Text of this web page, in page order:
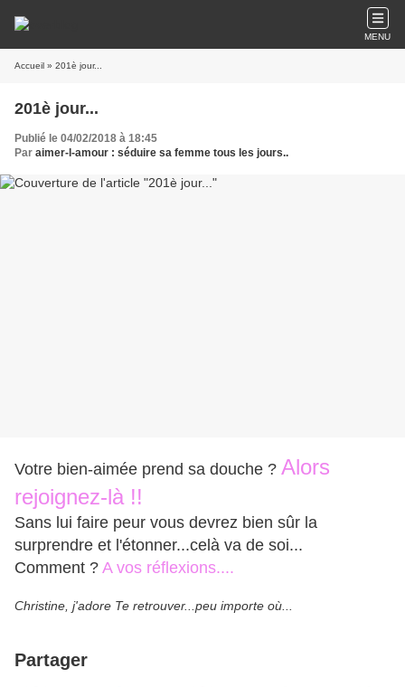
MENU
Accueil » 201è jour...
201è jour...
Publié le 04/02/2018 à 18:45
Par aimer-l-amour : séduire sa femme tous les jours..
Votre bien-aimée prend sa douche ? Alors
rejoignez-là !!
Sans lui faire peur vous devrez bien sûr la
surprendre et l'étonner...celà va de soi...
Comment ? A vos réflexions....
Christine, j'adore Te retrouver...peu importe où...
Partager